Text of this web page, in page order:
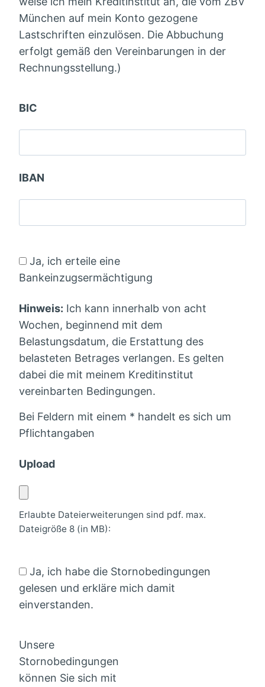
München auf mein Konto gezogene
Lastschriften einzulösen. Die Abbuchung
erfolgt gemäß den Vereinbarungen in der
Rechnungsstellung.)
BIC
IBAN
Ja, ich erteile eine
Bankeinzugsermächtigung
Hinweis: Ich kann innerhalb von acht
Wochen, beginnend mit dem
Belastungsdatum, die Erstattung des
belasteten Betrages verlangen. Es gelten
dabei die mit meinem Kreditinstitut
vereinbarten Bedingungen.
Bei Feldern mit einem * handelt es sich um
Pflichtangaben
Upload
Erlaubte Dateierweiterungen sind pdf. max.
Dateigröße 8 (in MB):
Ja, ich habe die Stornobedingungen
gelesen und erkläre mich damit
einverstanden.
Unsere
Stornobedingungen
können Sie sich mit